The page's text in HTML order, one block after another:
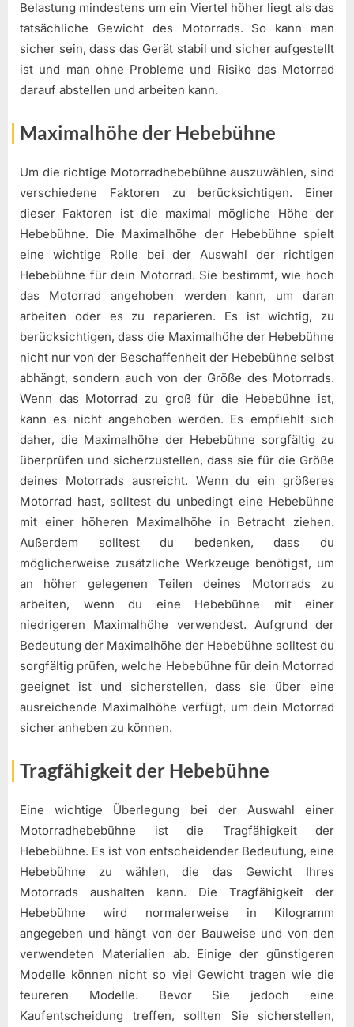
Belastung mindestens um ein Viertel höher liegt als das
tatsächliche Gewicht des Motorrads. So kann man
sicher sein, dass das Gerät stabil und sicher aufgestellt
ist und man ohne Probleme und Risiko das Motorrad
darauf abstellen und arbeiten kann.
Maximalhöhe der Hebebühne
Um die richtige Motorradhebebühne auszuwählen, sind
verschiedene Faktoren zu berücksichtigen. Einer
dieser Faktoren ist die maximal mögliche Höhe der
Hebebühne. Die Maximalhöhe der Hebebühne spielt
eine wichtige Rolle bei der Auswahl der richtigen
Hebebühne für dein Motorrad. Sie bestimmt, wie hoch
das Motorrad angehoben werden kann, um daran
arbeiten oder es zu reparieren. Es ist wichtig, zu
berücksichtigen, dass die Maximalhöhe der Hebebühne
nicht nur von der Beschaffenheit der Hebebühne selbst
abhängt, sondern auch von der Größe des Motorrads.
Wenn das Motorrad zu groß für die Hebebühne ist,
kann es nicht angehoben werden. Es empfiehlt sich
daher, die Maximalhöhe der Hebebühne sorgfältig zu
überprüfen und sicherzustellen, dass sie für die Größe
deines Motorrads ausreicht. Wenn du ein größeres
Motorrad hast, solltest du unbedingt eine Hebebühne
mit einer höheren Maximalhöhe in Betracht ziehen.
Außerdem solltest du bedenken, dass du
möglicherweise zusätzliche Werkzeuge benötigst, um
an höher gelegenen Teilen deines Motorrads zu
arbeiten, wenn du eine Hebebühne mit einer
niedrigeren Maximalhöhe verwendest. Aufgrund der
Bedeutung der Maximalhöhe der Hebebühne solltest du
sorgfältig prüfen, welche Hebebühne für dein Motorrad
geeignet ist und sicherstellen, dass sie über eine
ausreichende Maximalhöhe verfügt, um dein Motorrad
sicher anheben zu können.
Tragfähigkeit der Hebebühne
Eine wichtige Überlegung bei der Auswahl einer
Motorradhebebühne ist die Tragfähigkeit der
Hebebühne. Es ist von entscheidender Bedeutung, eine
Hebebühne zu wählen, die das Gewicht Ihres
Motorrads aushalten kann. Die Tragfähigkeit der
Hebebühne wird normalerweise in Kilogramm
angegeben und hängt von der Bauweise und von den
verwendeten Materialien ab. Einige der günstigeren
Modelle können nicht so viel Gewicht tragen wie die
teureren Modelle. Bevor Sie jedoch eine
Kaufentscheidung treffen, sollten Sie sicherstellen,